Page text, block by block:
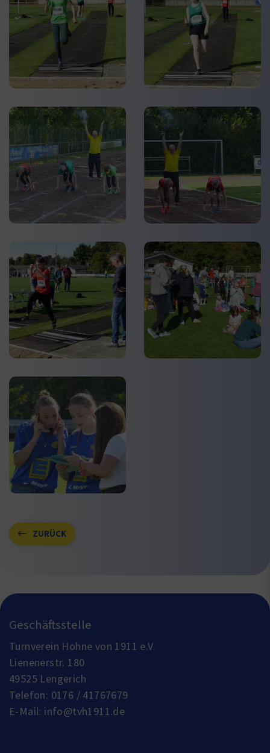
ZURÜCK
Geschäftsstelle
Turnverein Hohne von 1911 e.V.
Lienenerstr. 180
49525 Lengerich
Telefon: 0176 / 41767679
E-Mail: info@tvh1911.de